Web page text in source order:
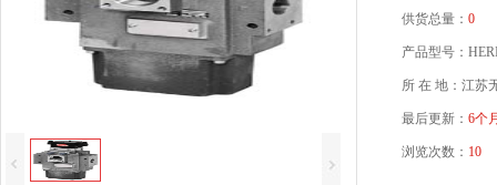
供货总量： 0
产品型号：
所 在 地：江苏
最后更新： 6个
浏览次数： 10